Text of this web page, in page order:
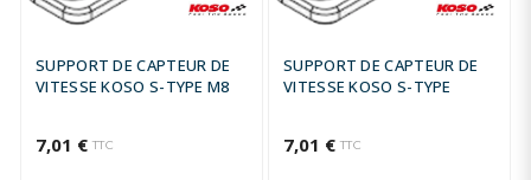
SUPPORT DE CAPTEUR DE
VITESSE KOSO S-TYPE M8
7,01 € TTC
SUPPORT DE CAPTEUR DE
VITESSE KOSO S-TYPE
7,01 € TTC